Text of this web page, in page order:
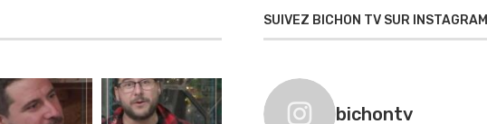
SUIVEZ BICHON TV SUR INSTAGRAM
bichontv